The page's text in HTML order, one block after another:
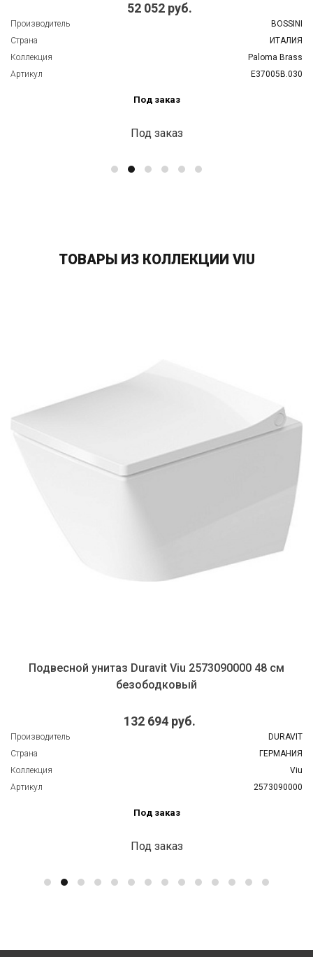
52 052 руб.
Производитель
BOSSINI
Страна
ИТАЛИЯ
Коллекция
Paloma Brass
Артикул
E37005B.030
Под заказ
Под заказ
ТОВАРЫ ИЗ КОЛЛЕКЦИИ VIU
Подвесной унитаз Duravit Viu 2573090000 48 см
безободковый
132 694 руб.
Производитель
DURAVIT
Страна
ГЕРМАНИЯ
Коллекция
Viu
Артикул
2573090000
Под заказ
Под заказ